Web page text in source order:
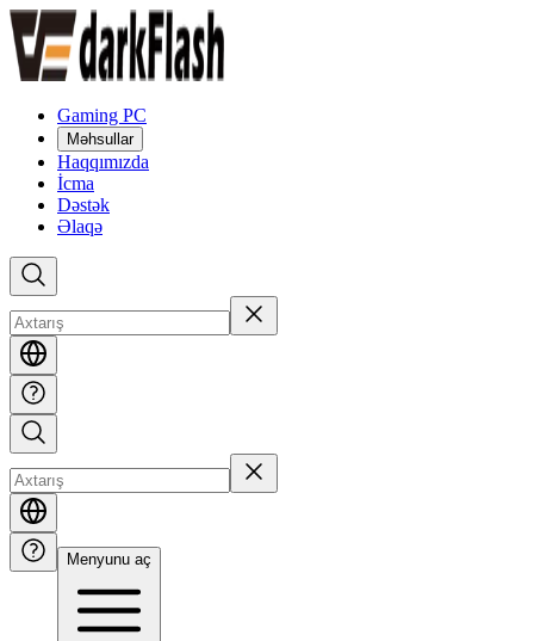
Gaming PC
Məhsullar
Haqqımızda
İcma
Dəstək
Əlaqə
Menyunu aç